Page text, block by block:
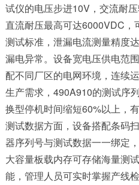
试仪的电压步进10V，交流耐
直流耐压最高可达6000VDC，
测试标准，泄漏电流测量精度
漏电异常。设备宽电压供电范
配不同厂区的电网环境，连续
生产需求，490A910的测试序
换型停机时间缩短60%以上，
测试数据方面，设备搭配条码
器序列号与测试数据一一绑定
大容量板载内存可存储海量测
能，管理人员可实时掌握产线